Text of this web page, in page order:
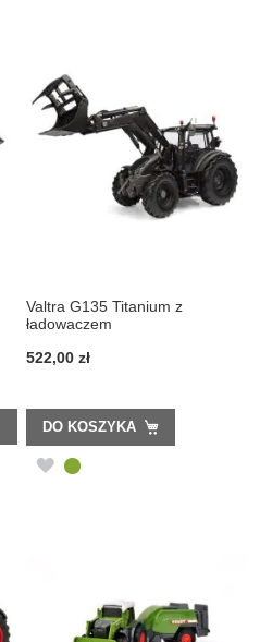
ŻYCZEŃ
Valtra G135 Titanium z
ładowaczem
522,00 zł
DO KOSZYKA
DODAJ